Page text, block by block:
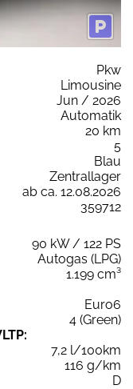
Pkw
Limousine
Jun / 2026
Automatik
20 km
5
Blau
Zentrallager
ab ca. 12.08.2026
359712
90 kW / 122 PS
Autogas (LPG)
1.199 cm³
Euro6
4 (Green)
7,2 l/100km
116 g/km
D